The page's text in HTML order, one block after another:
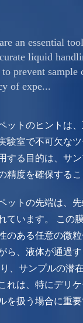
an essential
liquid
prevent sample
of expe...
ットのヒントは
験室で不可欠な
する目的は、サ
精度を確保するこ
ットの先端は、
ています。 この
のある任意の微
ら、液体が通過
、サンプルの潜
れは、特にデリ
を扱う場合に重要